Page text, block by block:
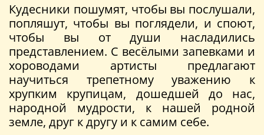
Кудесники пошумят, чтобы вы послушали,
попляшут, чтобы вы поглядели, и споют,
чтобы вы от души насладились
представлением. С весёлыми запевками и
хороводами артисты предлагают
научиться трепетному уважению к
хрупким крупицам, дошедшей до нас,
народной мудрости, к нашей родной
земле, друг к другу и к самим себе.